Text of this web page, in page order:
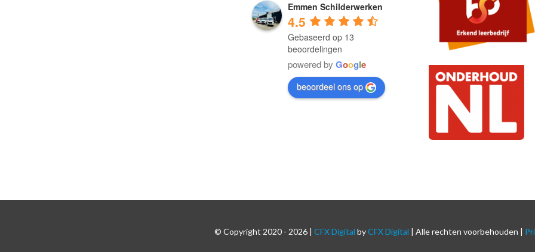
Emmen Schilderwerken
4.5
Gebaseerd op 13
beoordelingen
powered byGoogle
beoordeel ons op
© Copyright 2020 - 2026 | CFX Digital byCFX Digital | Alle rechten voorbehouden |